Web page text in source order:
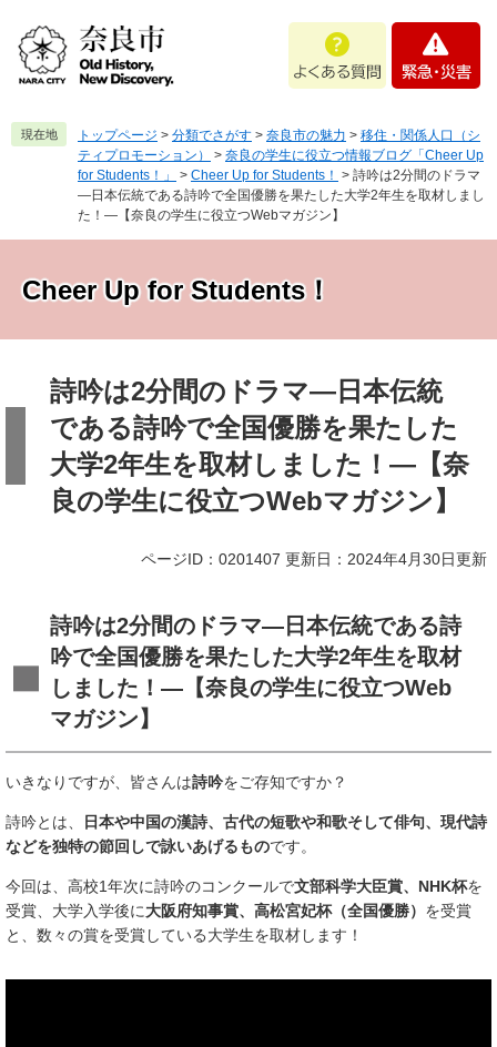
頭
で
飛
ば
文
あ
問
・
現在地 トップページ > 分類でさがす > 奈良市の魅力 > 移住・関係人口（シ
ティプロモーション）
> 奈良の学生に役立つ情報ブログ「Cheer Up
for Students！」
> Cheer Up for Students！ > 詩吟は2分間のドラマ
—日本伝統である詩吟で全国優勝を果たした大学2年生を取材しまし
た！—【奈良の学生に役立つWebマガジン】
Cheer Up for Students！
詩吟は2分間のドラマ—日本伝統
である詩吟で全国優勝を果たした
大学2年生を取材しました！—【奈
良の学生に役立つWebマガジン】
ページID：0201407 更新日：2024年4月30日更新
詩吟は2分間のドラマ—日本伝統である詩
吟で全国優勝を果たした大学2年生を取材
しました！— 【奈良の学生に役立つWeb
マガジン】​
いきなりですが、皆さんは詩吟をご存知ですか？
詩吟とは、
日本や中国の漢詩、古代の短歌や和歌そして俳句、現代詩
などを独特の節回しで詠いあげるものです。
今回は、高校1年次に詩吟のコンクールで文部科学大臣賞、NHK杯を
受賞、大学入学後に大阪府知事賞、高松宮妃杯（全国優勝） を受賞
と、数々の賞を受賞している大学生を取材します！